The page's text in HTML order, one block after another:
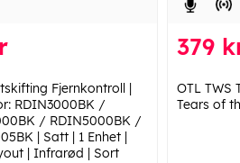
Fjernkontroll |
RDIN3000BK /
/ RDIN5000BK /
| Satt | 1 Enhet |
| Infrarød | Sort
379
OTL TWS
Tears of